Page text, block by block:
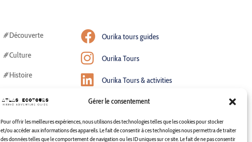
Gérer le consentement
Pour offrir les meilleures expériences, nous utilisons des technologies telles que les cookies pour stocker
et/ou accéder aux informations des appareils. Le fait de consentir à ces technologies nous permettra de traiter
des données telles que le comportement de navigation ou les ID uniques sur ce site. Le fait de ne pas consentir
#Découverte
#Culture
#Histoire
Ourika tours guides
Ourika Tours
Ourika Tours & activities
Ourika Tours & activities